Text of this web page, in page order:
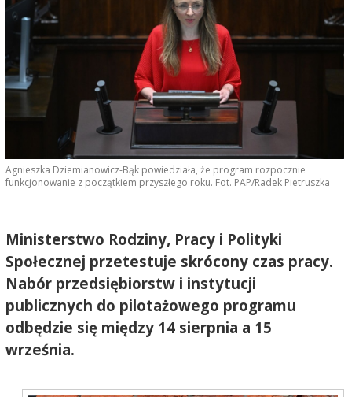
Agnieszka Dziemianowicz-Bąk powiedziała, że program rozpocznie
funkcjonowanie z początkiem przyszłego roku. Fot. PAP/Radek Pietruszka
Ministerstwo Rodziny, Pracy i Polityki
Społecznej przetestuje skrócony czas pracy.
Nabór przedsiębiorstw i instytucji
publicznych do pilotażowego programu
odbędzie się między 14 sierpnia a 15
września.